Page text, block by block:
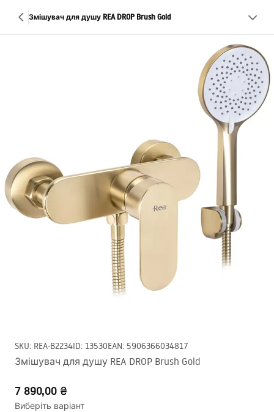
Змішувач для душу REA DROP Brush Gold
SKU: REA-B2234ID: 13530EAN: 5906366034817
Змішувач для душу REA DROP Brush Gold
7 890,00 ₴
Виберіть варіант